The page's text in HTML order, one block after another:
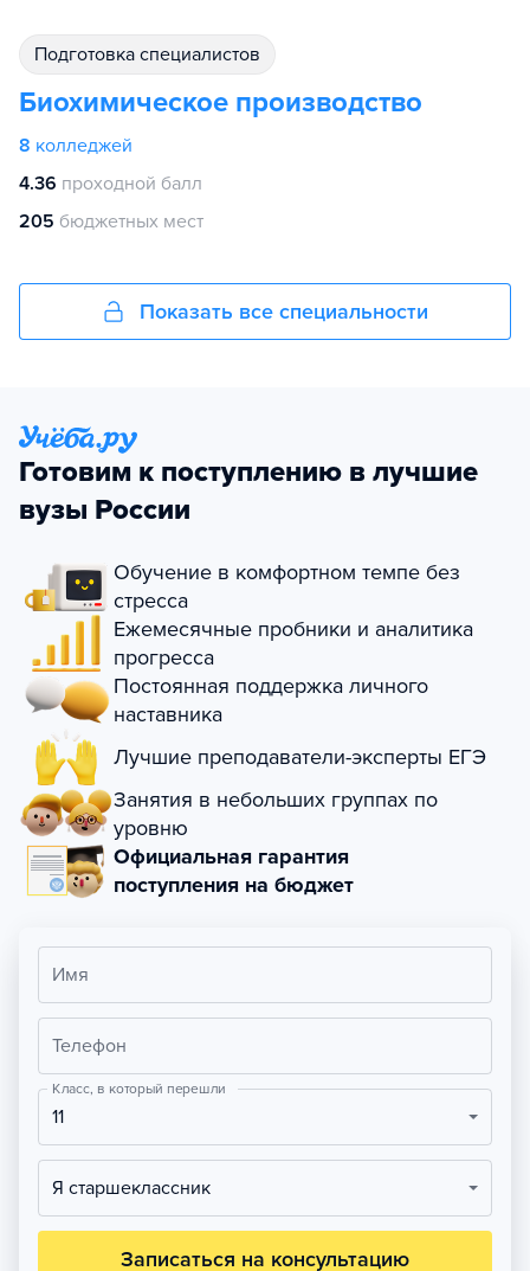
подготовка специалистов
Биохимическое производство
8 колледжей
4.36 проходной балл
205 бюджетных мест
Показать все специальности
Готовим к поступлению в лучшие
вузы России
Обучение в комфортном темпе без
стресса
Ежемесячные пробники и аналитика
прогресса
Постоянная поддержка личного
наставника
Лучшие преподаватели-эксперты ЕГЭ
Занятия в небольших группах по
уровню
Официальная гарантия
поступления на бюджет
Имя
Телефон
Класс, в который перешли
11
Я старшеклассник
Записаться на консультацию